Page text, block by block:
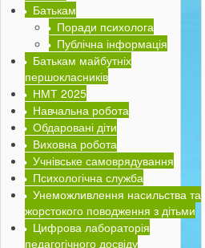
Батькам
Поради психолога
Публічна інформація
Батькам майбутніх
першокласників
НМТ 2025
Навчальна робота
Обдаровані діти
Виховна робота
Учнівське самоврядування
Психологічна служба
Унеможливлення насильства та
жорстокого поводження з дітьми
Цифрова лабораторія
педагогічного досвіду